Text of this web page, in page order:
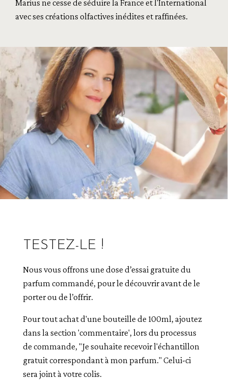
Marius ne cesse de séduire la France et l'International
avec ses créations olfactives inédites et raffinées.
TESTEZ-LE !
Nous vous offrons une dose d’essai gratuite du
parfum commandé, pour le découvrir avant de le
porter ou de l’offrir.
Pour tout achat d'une bouteille de 100ml, ajoutez
dans la section 'commentaire', lors du processus
de commande, "Je souhaite recevoir l'échantillon
gratuit correspondant à mon parfum." Celui-ci
sera joint à votre colis.